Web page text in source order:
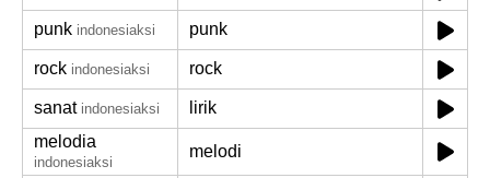
punk indonesiaksi punk
rock indonesiaksi rock
sanat indonesiaksi
lirik
melodia
indonesiaksi
melodi